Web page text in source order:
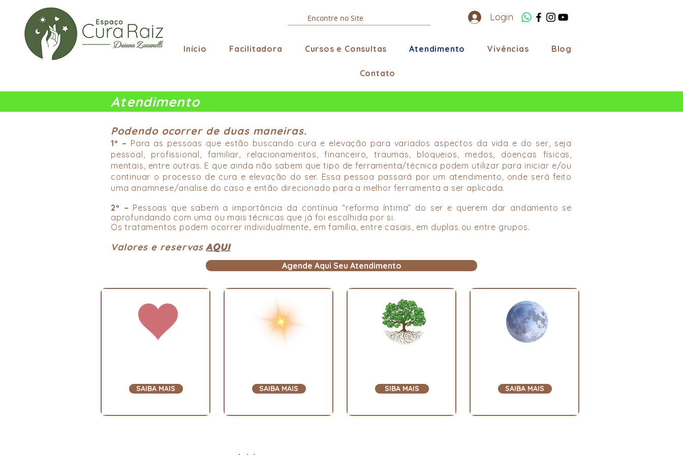
Login
Início Facilitadora Cursos e Consultas Atendimento Vivências Blog
Contato
Atendimento
Podendo ocorrer de duas maneiras.
1º – Para as pessoas que estão buscando cura e elevação para variados aspectos da vida e do ser, seja
pessoal, profissional, familiar, relacionamentos, financeiro, traumas, bloqueios, medos, doenças físicas,
mentais, entre outras. E que ainda não sabem que tipo de ferramenta/técnica podem utilizar para iniciar e/ou
continuar o processo de cura e elevação do ser. Essa pessoa passará por um atendimento, onde será feito
uma anamnese/analise do caso e então direcionado para a melhor ferramenta a ser aplicada.
2º – Pessoas que sabem a importância da contínua “reforma íntima” do ser e querem dar andamento se
aprofundando com uma ou mais técnicas que já foi escolhida por si.
Os tratamentos podem ocorrer individualmente, em família, entre casais, em duplas ou entre grupos.
Valores e reservas AQUI
Agende Aqui Seu Atendimento
SAIBA MAIS SAIBA MAIS SIBA MAIS SAIBA MAIS